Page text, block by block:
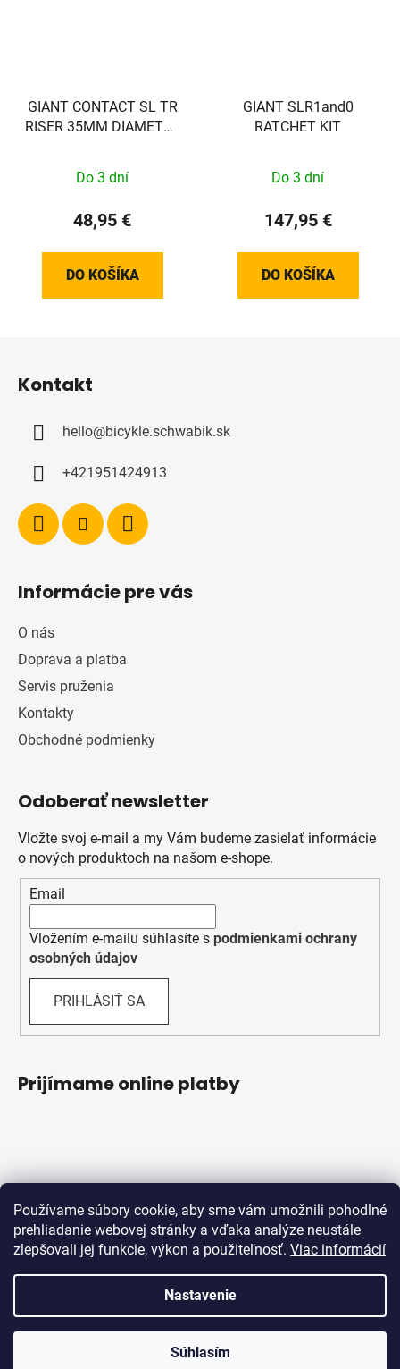
Používame súbory cookie, aby sme vám umožnili pohodlné
prehliadanie webovej stránky a vďaka analýze neustále
zlepšovali jej funkcie, výkon a použiteľnosť. Viac informácií
Nastavenie
Súhlasím
GIANT CONTACT SL TR
RISER 35MM DIAMETER
Do 3 dní
48,95 €
DO KOŠÍKA
GIANT SLR1and0
RATCHET KIT
Do 3 dní
147,95 €
DO KOŠÍKA
Kontakt
hello@bicykle.schwabik.sk
+421951424913
Informácie pre vás
O nás
Doprava a platba
Servis pruženia
Kontakty
Obchodné podmienky
Odoberať newsletter
Vložte svoj e-mail a my Vám budeme zasielať informácie
o nových produktoch na našom e-shope.
Email
Vložením e-mailu súhlasíte s podmienkami ochrany
osobných údajov
PRIHLÁSIŤ SA
Prijímame online platby
Obchodné podmienky
Ochrana osobných údajov
Vytvoril Shoptet
Bicykle Schwabik